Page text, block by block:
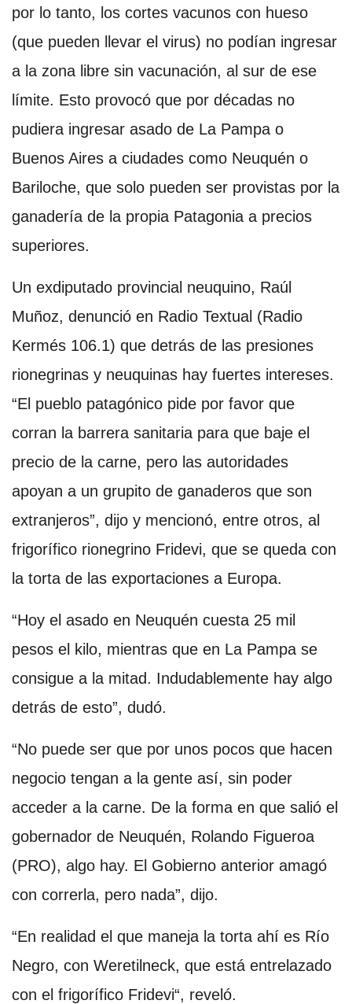
por lo tanto, los cortes vacunos con hueso
(que pueden llevar el virus) no podían ingresar
a la zona libre sin vacunación, al sur de ese
límite. Esto provocó que por décadas no
pudiera ingresar asado de La Pampa o
Buenos Aires a ciudades como Neuquén o
Bariloche, que solo pueden ser provistas por la
ganadería de la propia Patagonia a precios
superiores.
Un exdiputado provincial neuquino, Raúl
Muñoz, denunció en Radio Textual (Radio
Kermés 106.1) que detrás de las presiones
rionegrinas y neuquinas hay fuertes intereses.
“El pueblo patagónico pide por favor que
corran la barrera sanitaria para que baje el
precio de la carne, pero las autoridades
apoyan a un grupito de ganaderos que son
extranjeros”, dijo y mencionó, entre otros, al
frigorífico rionegrino Fridevi, que se queda con
la torta de las exportaciones a Europa.
“Hoy el asado en Neuquén cuesta 25 mil
pesos el kilo, mientras que en La Pampa se
consigue a la mitad. Indudablemente hay algo
detrás de esto”, dudó.
“No puede ser que por unos pocos que hacen
negocio tengan a la gente así, sin poder
acceder a la carne. De la forma en que salió el
gobernador de Neuquén, Rolando Figueroa
(PRO), algo hay. El Gobierno anterior amagó
con correrla, pero nada”, dijo.
“En realidad el que maneja la torta ahí es Río
Negro, con Weretilneck, que está entrelazado
con el frigorífico Fridevi“, reveló.